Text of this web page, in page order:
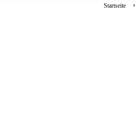
Startseite